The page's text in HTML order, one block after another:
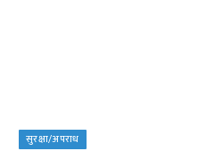
सुरक्षा/अपराध